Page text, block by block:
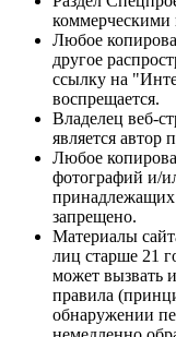
коммерческими
Любое
другое
ссылку на
воспрещается.
Владелец веб-
является автор
Любое
фотографий и/
принадлежащих
запрещено.
Материалы
лиц старше 21
может вызвать
правила
обнаружении